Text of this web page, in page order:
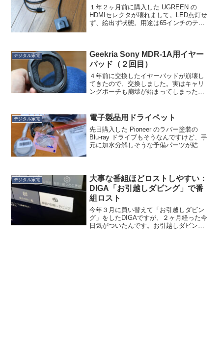
１年２ヶ月前に購入した UGREEN の
HDMIセレクタが壊れまして。LED点灯せ
ず、絵出ず状態。用途は65インチのテレ
デジタル家電
Geekria Sony MDR-1A用イヤー
パッド（２回目）
４年前に交換したイヤーパッドが崩壊し
てきたので、交換しました。実はキャリ
ングポーチも崩壊が始まってしまったん
社から出ていますが、冒険せず実績のあ
る Geekria 社の...
デジタル家電 電子製品用ドライペット
先日購入した Pioneer のラバー塗装の
Blu-ray ドライブもそうなんですけど、手
元に加水分解しそうな予備パーツが結構
たぶ...
デジタル家電
大事な番組ほどロストしやすい：
DIGA「お引越しダビング」で番
組ロスト
今年３月に買い替えて「お引越しダビン
グ」をしたDIGAですが、２ヶ月経った今
日気がついたんです。お引越しダビング